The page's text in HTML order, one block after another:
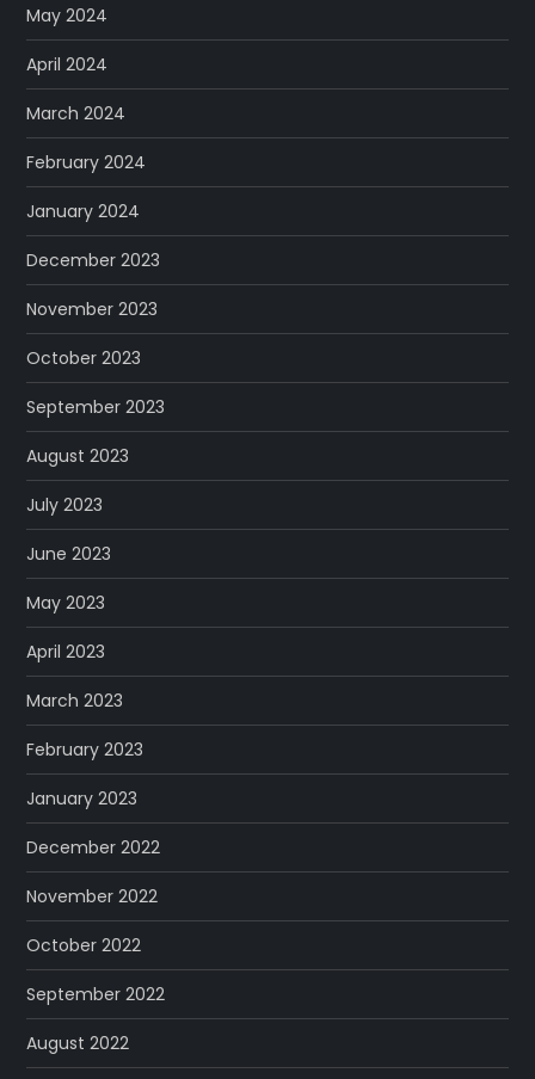
May 2024
April 2024
March 2024
February 2024
January 2024
December 2023
November 2023
October 2023
September 2023
August 2023
July 2023
June 2023
May 2023
April 2023
March 2023
February 2023
January 2023
December 2022
November 2022
October 2022
September 2022
August 2022